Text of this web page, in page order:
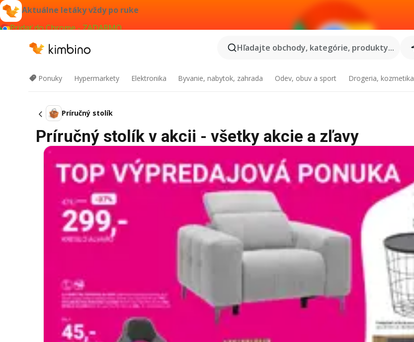
Aktuálne letáky vždy po ruke
Pridať do Chrome - ZADARMO
Hľadajte obchody, kategórie, produkty...
Ponuky Hypermarkety Elektronika Byvanie, nabytok, zahrada Odev, obuv a sport Drogeria, kozmetika
Príručný stolík
Príručný stolík v akcii - všetky akcie a zľavy